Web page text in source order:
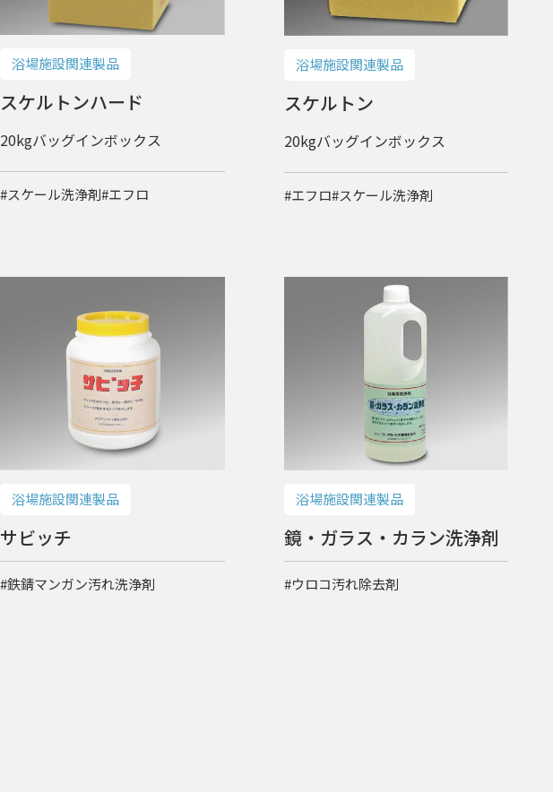
浴場施設関連製品
スケルトンハード
20kgバッグインボックス
#スケール洗浄剤#エフロ
浴場施設関連製品
スケルトン
20kgバッグインボックス
#エフロ#スケール洗浄剤
浴場施設関連製品
サビッチ
#鉄錆マンガン汚れ洗浄剤
浴場施設関連製品
鏡・ガラス・カラン洗浄剤
#ウロコ汚れ除去剤